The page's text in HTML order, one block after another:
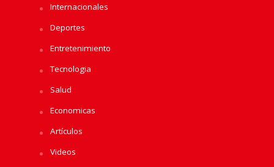
Internacionales
Deportes
Entretenimiento
Tecnologia
Salud
Economicas
Artículos
Videos